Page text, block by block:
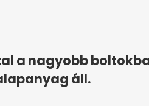
a nagyobb
áll.